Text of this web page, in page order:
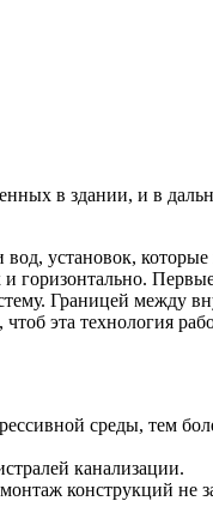
в здании, и в
установок,
Границей между
эта технология
среды, тем
канализации.
конструкций не